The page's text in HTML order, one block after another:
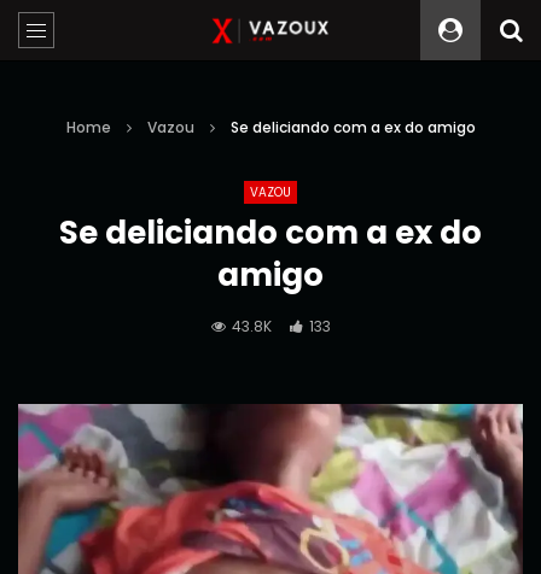
Home Vazou Se deliciando com a ex do amigo
VAZOU
Se deliciando com a ex do
amigo
43.8K 133
Reprodutor
de
vídeo